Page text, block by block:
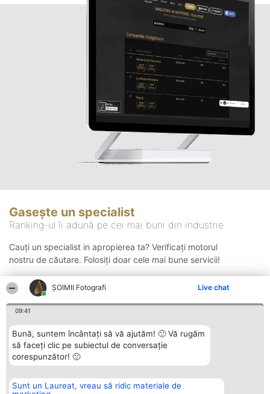
ȘOIMII Fotografi Live chat
09:41
Bună, suntem încântați să vă ajutăm! 🙂 Vă rugăm
să faceți clic pe subiectul de conversație
corespunzător! 🙂
Sunt un Laureat, vreau să ridic materiale de
Gasește un specialist
Ranking-ul îi adună pe cei mai buni din industrie
Cauți un specialist in apropierea ta? Verificați motorul
nostru de căutare. Folosiți doar cele mai bune servicii!
Organizator Ranking Plebiscyt Contact